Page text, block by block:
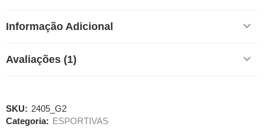
Informação Adicional
Avaliações (1)
SKU: 2405_G2
Categoria: ESPORTIVAS